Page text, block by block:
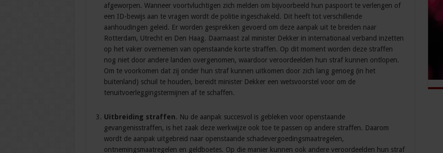
afgeworpen. Wanneer voortvluchtigen zich melden om bijvoorbeeld hun paspoort te verlengen of
een ID-bewijs aan te vragen wordt de politie ingeschakeld. Dit heeft tot verschillende
aanhoudingen geleid. Er worden gesprekken gevoerd om deze aanpak uit te breiden naar
Rotterdam, Utrecht en Den Haag. Daarnaast zal minister Dekker in internationaal verband inzetten
op het vaker overnemen van openstaande korte straffen. Op dit moment worden deze straffen
nog niet door andere landen overgenomen, waardoor veroordeelden hun straf kunnen ontlopen.
Om te voorkomen dat zij onder hun straf kunnen uitkomen door zich lang genoeg (in het
buitenland) schuil te houden, bereidt minister Dekker een wetsvoorstel voor om de
tenuitvoerleggingstermijnen af te schaffen.
Uitbreiding straffen. Nu de aanpak succesvol is gebleken voor openstaande
gevangenisstraffen, is het zaak deze werkwijze ook toe te passen op andere straffen. Daarom
wordt de aanpak uitgebreid naar openstaande schadevergoedingsmaatregelen,
ontnemingsmaatregelen en geldboetes. Op die manier kunnen ook andere veroordeelden hun straf